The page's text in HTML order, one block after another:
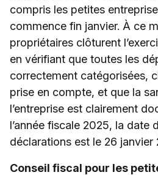
compris les petites
commence fin janvier. À ce
propriétaires clôturent
en vérifiant que toutes les
correctement catégorisées,
prise en compte, et que la
l’entreprise est clairement
l’année fiscale 2025, la date
déclarations est le 26 janvier
Conseil fiscal pour les